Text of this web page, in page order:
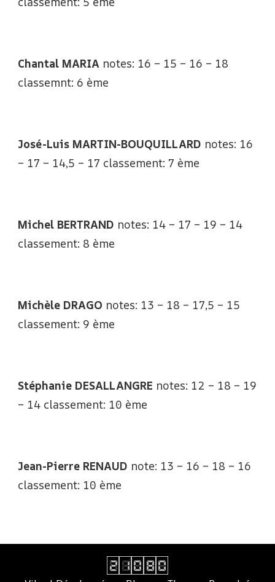
Chantal MARIA notes: 16 – 15 – 16 – 18
classemnt: 6 ème
José-Luis MARTIN-BOUQUILLARD notes: 16
– 17 – 14,5 – 17 classement: 7 ème
Michel BERTRAND notes: 14 – 17 – 19 – 14
classement: 8 ème
Michèle DRAGO notes: 13 – 18 – 17,5 – 15
classement: 9 ème
Stéphanie DESALLANGRE notes: 12 – 18 – 19
– 14 classement: 10 ème
Jean-Pierre RENAUD note: 13 – 16 – 18 – 16
classement: 10 ème